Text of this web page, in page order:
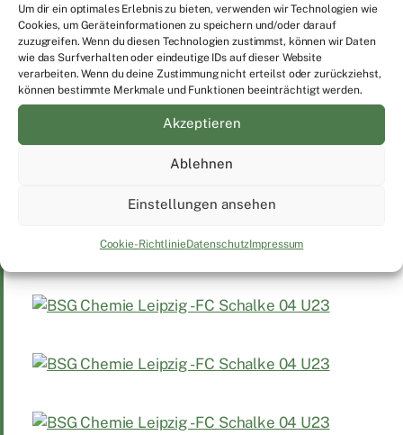
Um dir ein optimales Erlebnis zu bieten, verwenden wir Technologien wie
Cookies, um Geräteinformationen zu speichern und/oder darauf
zuzugreifen. Wenn du diesen Technologien zustimmst, können wir Daten
wie das Surfverhalten oder eindeutige IDs auf dieser Website
verarbeiten. Wenn du deine Zustimmung nicht erteilst oder zurückziehst,
können bestimmte Merkmale und Funktionen beeinträchtigt werden.
Akzeptieren
Ablehnen
Einstellungen ansehen
Cookie-RichtlinieDatenschutzImpressum